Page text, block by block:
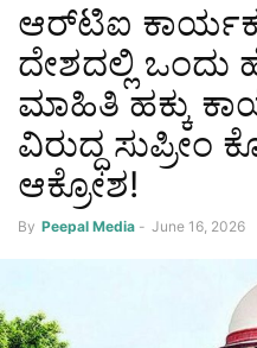
ಆರ್‌ಟಿಐ
ದೇಶದಲ್ಲಿ ಒಂದು
ಮಾಹಿತಿ ಹಕ್ಕು
ವಿರುದ್ಧ ಸುಪ್ರೀಂ
ಆಕ್ರೋಶ!
By Peepal Media - June 16, 2026